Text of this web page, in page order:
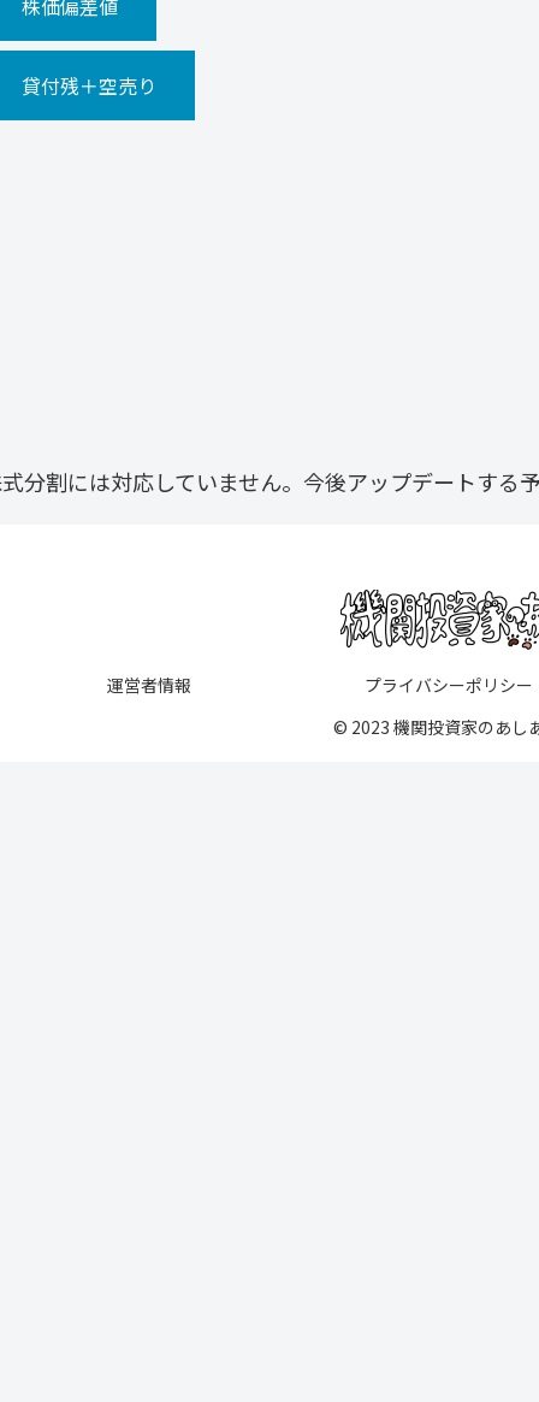
株価偏差値
貸付残＋空売り
分割には対応していません。今後アップデートする
運営者情報
プライバシーポリシー
© 2023 機関投資家のあし